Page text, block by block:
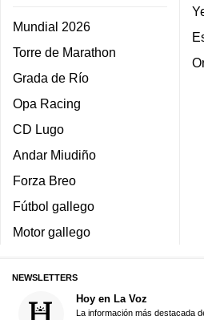
Mundial 2026
Torre de Marathon
Grada de Río
Opa Racing
CD Lugo
Andar Miudiño
Forza Breo
Fútbol gallego
Motor gallego
NEWSLETTERS
Hoy en La Voz
La información más destacada